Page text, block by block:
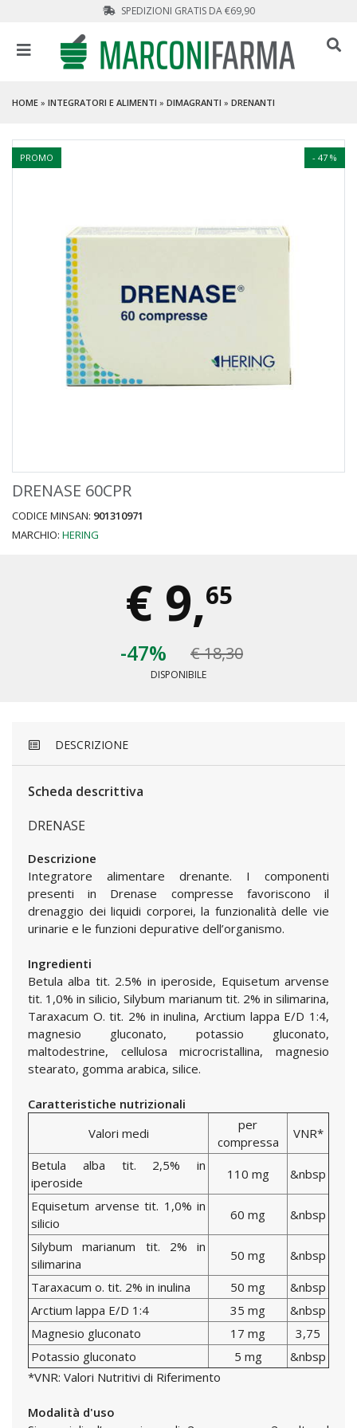
SPEDIZIONI GRATIS DA €69,90
HOME » INTEGRATORI E ALIMENTI » DIMAGRANTI » DRENANTI
- 47 %
PROMO
DRENASE 60CPR
CODICE MINSAN: 901310971
MARCHIO: HERING
€ 9,65
-47% € 18,30
DISPONIBILE
DESCRIZIONE
Scheda descrittiva
DRENASE
Descrizione
Integratore alimentare drenante. I componenti
presenti in Drenase compresse favoriscono il
drenaggio dei liquidi corporei, la funzionalità delle vie
urinarie e le funzioni depurative dell’organismo.
Ingredienti
Betula alba tit. 2.5% in iperoside, Equisetum arvense
tit. 1,0% in silicio, Silybum marianum tit. 2% in silimarina,
Taraxacum O. tit. 2% in inulina, Arctium lappa E/D 1:4,
magnesio gluconato, potassio gluconato,
maltodestrine, cellulosa microcristallina, magnesio
stearato, gomma arabica, silice.
Caratteristiche nutrizionali
Valori medi
per
compressa
VNR*
Betula alba tit. 2,5% in
iperoside
110 mg
&nbsp
Equisetum arvense tit. 1,0% in
silicio
60 mg
&nbsp
Silybum marianum tit. 2% in
silimarina
50 mg
&nbsp
Taraxacum o. tit. 2% in inulina
50 mg
&nbsp
Arctium lappa E/D 1:4
35 mg
&nbsp
Magnesio gluconato
17 mg
3,75
Potassio gluconato
5 mg
&nbsp
*VNR: Valori Nutritivi di Riferimento
Modalità d'uso